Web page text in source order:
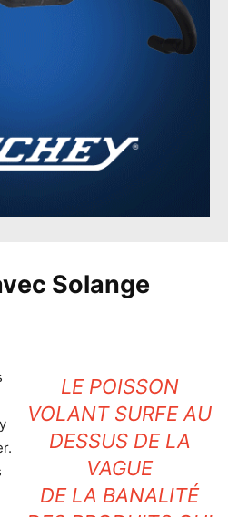
Solange
LE POISSON
VOLANT SURFE AU
DESSUS DE LA
VAGUE
DE LA BANALITÉ